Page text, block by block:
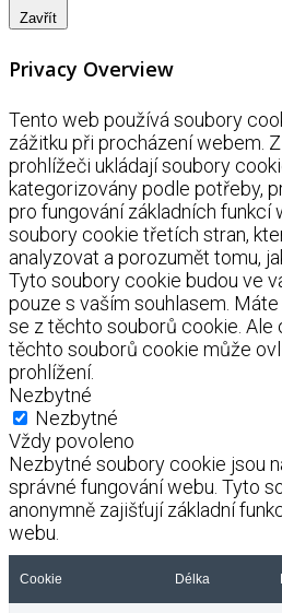
Zavřít
Privacy Overview
Tento web používá soubory
zážitku při procházení webem.
prohlížeči ukládají soubory
kategorizovány podle potřeby,
pro fungování základních funkcí
soubory cookie třetích stran,
analyzovat a porozumět tomu,
Tyto soubory cookie budou ve
pouze s vaším souhlasem.
se z těchto souborů cookie. Ale
těchto souborů cookie může
prohlížení.
Nezbytné
Nezbytné
Vždy povoleno
Nezbytné soubory cookie jsou
správné fungování webu. Tyto
anonymně zajišťují základní
webu.
Cookie Délka